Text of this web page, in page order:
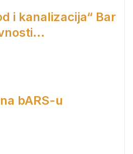
i kanalizacija“ Bar
bARS-u